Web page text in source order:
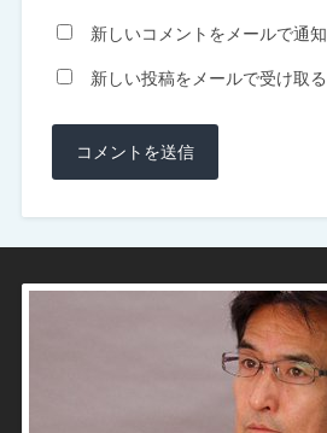
新しいコメントをメールで通知
新しい投稿をメールで受け取る